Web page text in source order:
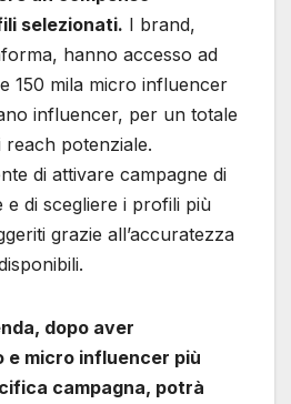
selezionati. I brand,
hanno accesso ad
150 mila micro influencer
influencer, per un totale
reach potenziale.
di attivare campagne di
e di scegliere i profili più
grazie all’accuratezza
dopo aver
e micro influencer più
campagna, potrà